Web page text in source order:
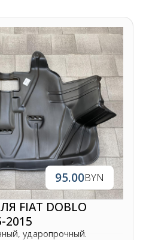
95.00BYN
FIAT DOBLO
ударопрочный.